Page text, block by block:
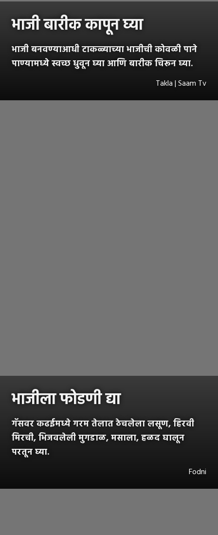
भाजी बारीक कापून घ्या
भाजी बनवण्याआधी टाकळ्याच्या भाजीची कोवळी पाने
पाण्यामध्ये स्वच्छ धुवून घ्या आणि बारीक चिरून घ्या.
Takla | Saam Tv
भाजीला फोडणी द्या
गॅसवर कढईमध्ये गरम तेलात ठेचलेला लसूण, हिरवी
मिरची, भिजवलेली मुगडाळ, मसाला, हळद घालून
परतून घ्या.
Fodni